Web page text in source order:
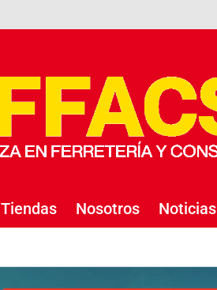
Tiendas Nosotros Noticias